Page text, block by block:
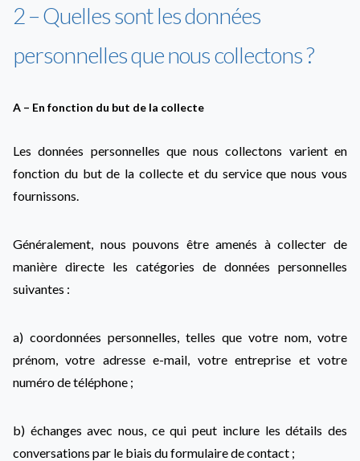
2 – Quelles sont les données
personnelles que nous collectons ?
A – En fonction du but de la collecte
Les données personnelles que nous collectons varient en
fonction du but de la collecte et du service que nous vous
fournissons.
Généralement, nous pouvons être amenés à collecter de
manière directe les catégories de données personnelles
suivantes :
a) coordonnées personnelles, telles que votre nom, votre
prénom, votre adresse e-mail, votre entreprise et votre
numéro de téléphone ;
b) échanges avec nous, ce qui peut inclure les détails des
conversations par le biais du formulaire de contact ;